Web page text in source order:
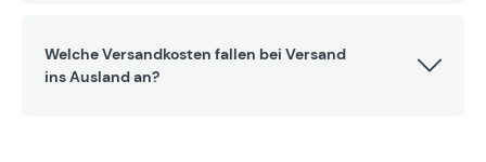
Welche Versandkosten fallen bei Versand
ins Ausland an?